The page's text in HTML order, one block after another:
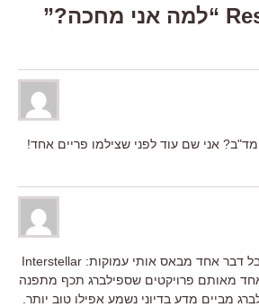
אני שם עוד לפני שצילמו פריים אחד!
איתך לאורך כל הדרך, אבל דבר אחד מבאס אותי עמוקות: Interstellar
מאותם פרויקטים שספילברג תכף מתפנה
מביים מדע בדיוני נשמע אפילו טוב יותר.